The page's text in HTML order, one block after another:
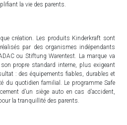
la vie des parents.
création. Les produits Kinderkraft sont
par des organismes indépendants
ou Stiftung Warentest. La marque va
propre standard interne, plus exigeant
: des équipements fiables, durables et
du quotidien familial. Le programme Safe
d’un siège auto en cas d’accident,
la tranquillité des parents.